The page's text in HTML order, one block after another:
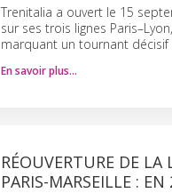
Trenitalia a ouvert le 15
sur ses trois lignes
marquant un tournant
En savoir plus…
RÉOUVERTURE DE
PARIS-MARSEILLE :